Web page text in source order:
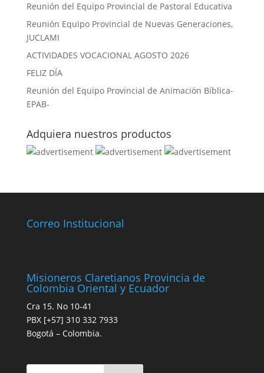
Reunión del Equipo Provincial de Pastoral Educativa
Reunión Equipo Provincial de Nuevas Generaciones,
JUCLAMI
ACTIVIDADES VOCACIONAL AGOSTO 2026
FELIZ DÍA
Reunión del Equipo Provincial de Animación Bíblica-
EPAB-
Adquiera nuestros productos
Correo Institucional
Misioneros Claretianos Provincia de
Colombia Oriental y Ecuador
Cra 15. No 10-41
PBX [+57] 310 332 7933
Bogotá – Colombia.